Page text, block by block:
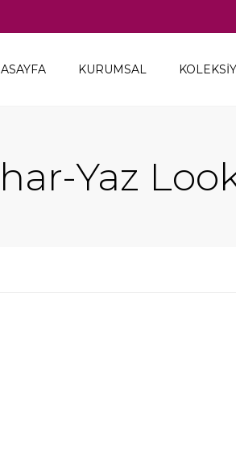
KURUMSAL
2023 İlkbahar-
Yaz